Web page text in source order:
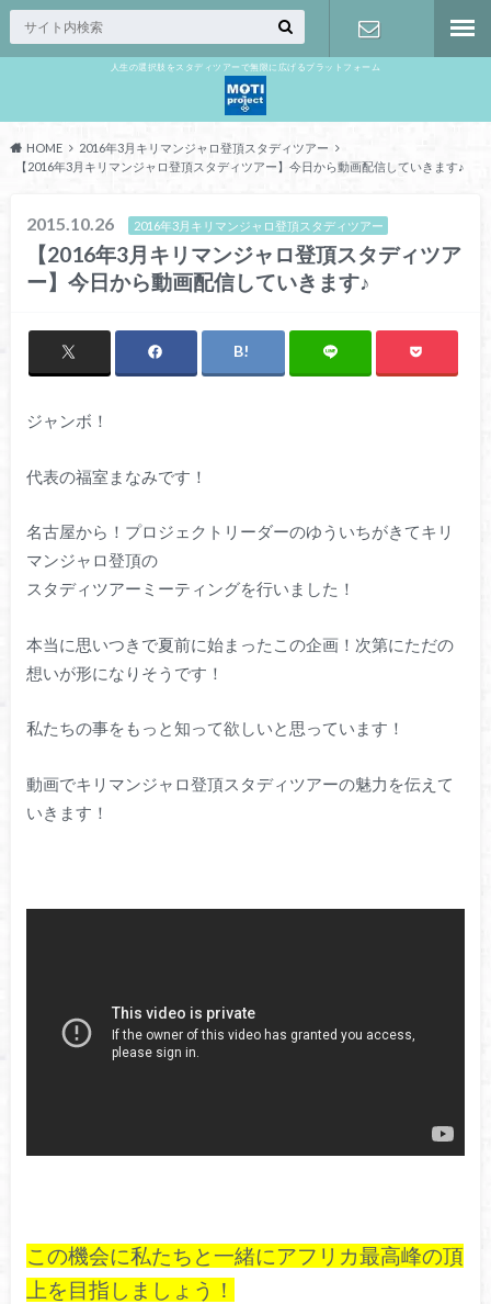
人生の選択肢をスタディツアーで無限に広げるプラットフォーム
HOME
2016年3月キリマンジャロ登頂スタディツアー
【2016年3月キリマンジャロ登頂スタディツアー】今日から動画配信していきます♪
2015.10.26 2016年3月キリマンジャロ登頂スタディツアー
【2016年3月キリマンジャロ登頂スタディツア
ー】今日から動画配信していきます♪
ジャンボ！
代表の福室まなみです！
名古屋から！プロジェクトリーダーのゆういちがきてキリ
マンジャロ登頂の
スタディツアーミーティングを行いました！
本当に思いつきで夏前に始まったこの企画！次第にただの
想いが形になりそうです！
私たちの事をもっと知って欲しいと思っています！
動画でキリマンジャロ登頂スタディツアーの魅力を伝えて
いきます！
この機会に私たちと一緒にアフリカ最高峰の頂
上を目指しましょう！